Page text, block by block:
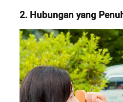
2. Hubungan yang